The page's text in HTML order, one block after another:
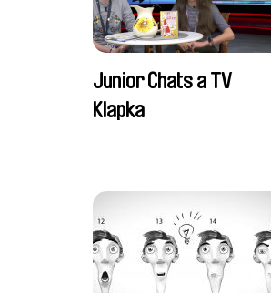
Junior Chats a TV
Klapka